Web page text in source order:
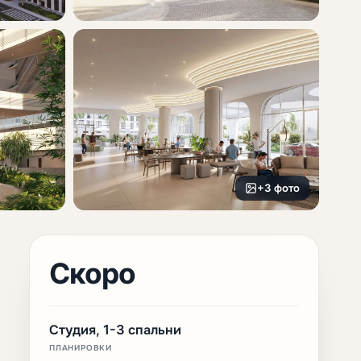
+3 фото
Скоро
Студия, 1-3 спальни
ПЛАНИРОВКИ